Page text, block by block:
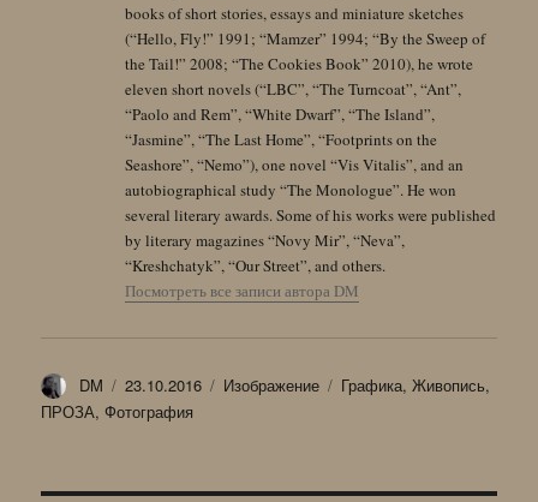
books of short stories, essays and miniature sketches
(“Hello, Fly!” 1991; “Mamzer” 1994; “By the Sweep of
the Tail!” 2008; “The Cookies Book” 2010), he wrote
eleven short novels (“LBC”, “The Turncoat”, “Ant”,
“Paolo and Rem”, “White Dwarf”, “The Island”,
“Jasmine”, “The Last Home”, “Footprints on the
Seashore”, “Nemo”), one novel “Vis Vitalis”, and an
autobiographical study “The Monologue”. He won
several literary awards. Some of his works were published
by literary magazines “Novy Mir”, “Neva”,
“Kreshchatyk”, “Our Street”, and others.
Посмотреть все записи автора DM
Автор
DM Опубликовано
23.10.2016 Формат
Изображение Рубрики
Графика,Живопись,
ПРОЗА,Фотография